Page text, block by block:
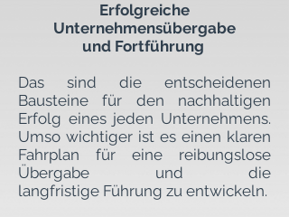
Erfolgreiche
Unternehmensübergabe
und Fortführung
Das sind die entscheidenen
Bausteine für den nachhaltigen
Erfolg eines jeden Unternehmens.
Umso wichtiger ist es einen klaren
Fahrplan für eine reibungslose
Übergabe und die
langfristige Führung zu entwickeln.